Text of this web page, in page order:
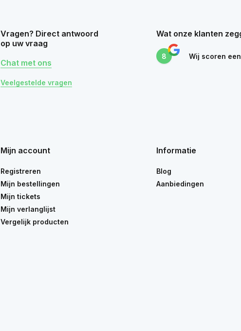
Vragen? Direct antwoord
op uw vraag
Chat met ons
Veelgestelde vragen
Wat onze klanten
8 Wij scoren een
Mijn account
Registreren
Mijn bestellingen
Mijn tickets
Mijn verlanglijst
Vergelijk producten
Informatie
Blog
Aanbiedingen